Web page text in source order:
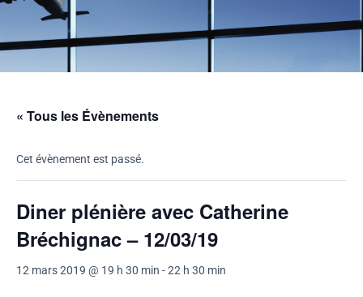
« Tous les Évènements
Cet évènement est passé.
Diner plénière avec Catherine
Bréchignac – 12/03/19
12 mars 2019 @ 19 h 30 min -22 h 30 min